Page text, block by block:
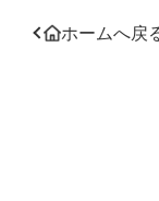
ホームへ戻